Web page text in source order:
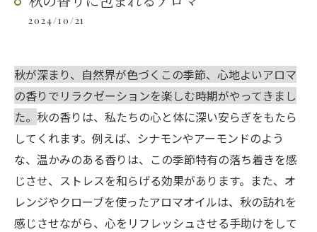
2024/10/21
秋が深まり、自然界が色づくこの季節、心地よいアロマ
の香りでリラクゼーションを楽しむ時期がやってきまし
た。 秋の香りは、私たちの心と体に深い安らぎをもたら
してくれます。例えば、シナモンやアーモンドのよう
な、温かみのある香りは、この季節特有の落ち着きを感
じさせ、ストレスを和らげる効果があります。また、オ
レンジやクローブを使ったアロマオイルは、秋の訪れを
感じさせながら、心をリフレッシュさせる手助けをして